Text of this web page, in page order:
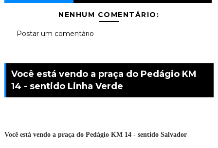
NENHUM COMENTÁRIO:
Postar um comentário
Você está vendo a praça do Pedágio KM
14 - sentido Linha Verde
Você está vendo a praça do Pedágio KM 14 - sentido Salvador